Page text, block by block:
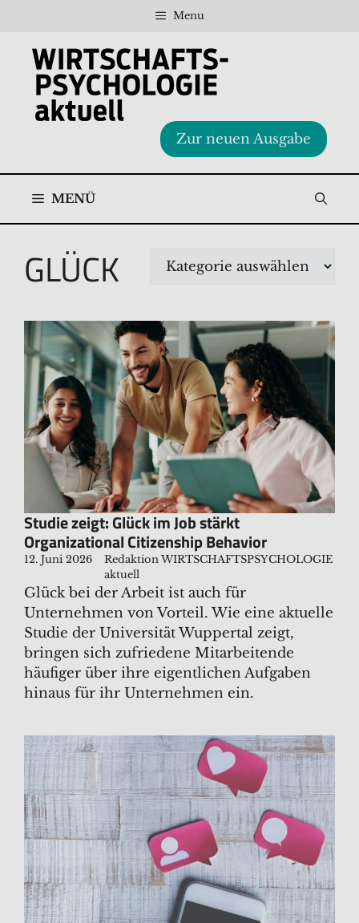
springen
Menu
Zur neuen Ausgabe
MENÜ
GLÜCK Kategorien
Studie zeigt: Glück im Job stärkt
Organizational Citizenship Behavior
12. Juni 2026
Redaktion WIRTSCHAFTSPSYCHOLOGIE
aktuell
Glück bei der Arbeit ist auch für
Unternehmen von Vorteil. Wie eine aktuelle
Studie der Universität Wuppertal zeigt,
bringen sich zufriedene Mitarbeitende
häufiger über ihre eigentlichen Aufgaben
hinaus für ihr Unternehmen ein.